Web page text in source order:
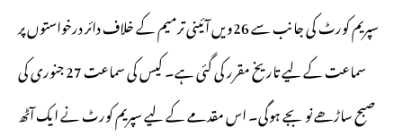
سپریم کورٹ کی جانب سے 26ویں آئینی ترمیم کے خلاف دائر درخواستوں پر
سماعت کے لیے تاریخ مقرر کی گئی ہے۔ کیس کی سماعت 27 جنوری کی
صبح ساڑھے نو بجے ہوگی۔ اس مقدمے کے لیے سپریم کورٹ نے ایک آٹھ